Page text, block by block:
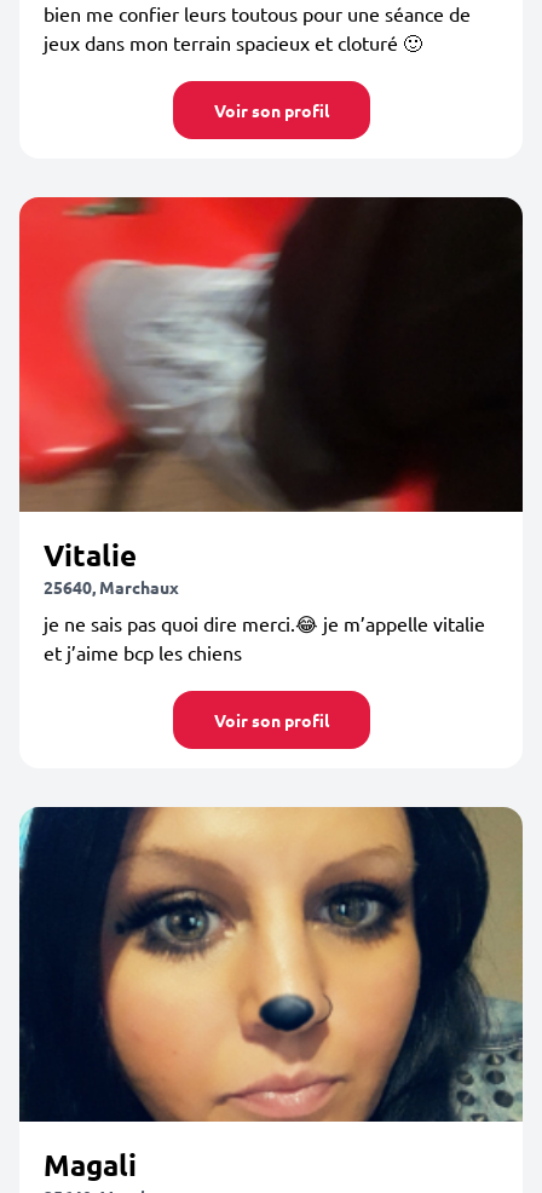
bien me confier leurs toutous pour une séance de
jeux dans mon terrain spacieux et cloturé 🙂
Voir son profil
Vitalie
25640, Marchaux
je ne sais pas quoi dire merci.😂 je m’appelle vitalie
et j’aime bcp les chiens
Voir son profil
Magali